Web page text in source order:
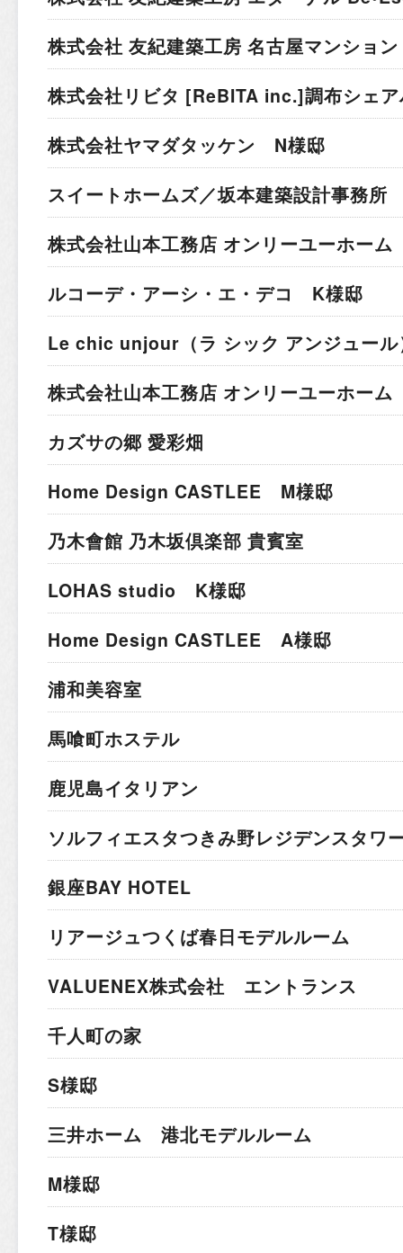
株式会社 友紀建築工房 名古屋マンショ
株式会社リビタ [ReBITA inc.]調布シェ
株式会社ヤマダタッケン N様邸
スイートホームズ／坂本建築設計事務
株式会社山本工務店 オンリーユーホー
ルコーデ・アーシ・エ・デコ K様邸
Le chic unjour（ラ シック アンジュール
株式会社山本工務店 オンリーユーホー
カズサの郷 愛彩畑
Home Design CASTLEE M様邸
乃木會館 乃木坂倶楽部 貴賓室
LOHAS studio K様邸
Home Design CASTLEE A様邸
浦和美容室
馬喰町ホステル
鹿児島イタリアン
ソルフィエスタつきみ野レジデンスタワ
銀座BAY HOTEL
リアージュつくば春日モデルルーム
VALUENEX株式会社 エントランス
千人町の家
S様邸
三井ホーム 港北モデルルーム
M様邸
T様邸